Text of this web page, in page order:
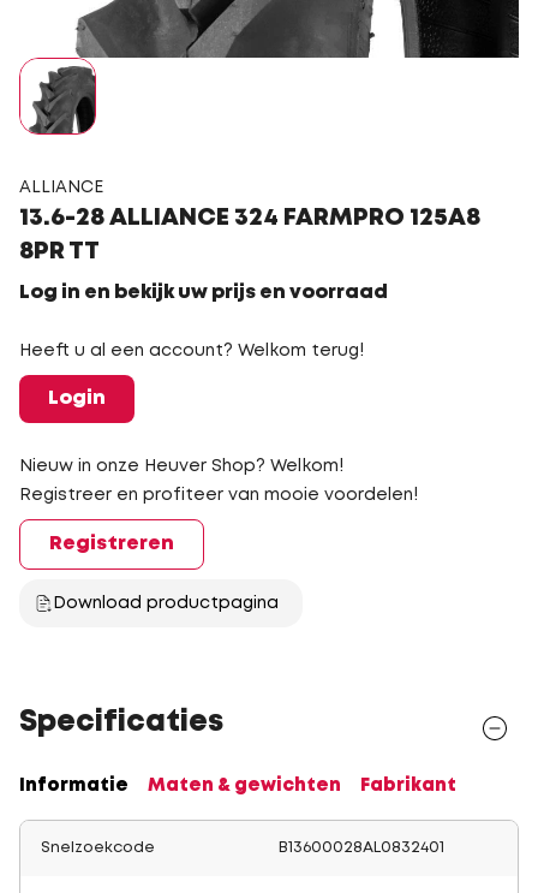
ALLIANCE
13.6-28 ALLIANCE 324 FARMPRO 125A8
8PR TT
Log in en bekijk uw prijs en voorraad
Heeft u al een account? Welkom terug!
Login
Nieuw in onze Heuver Shop? Welkom!
Registreer en profiteer van mooie voordelen!
Registreren
Download productpagina
Specificaties
Informatie Maten & gewichten Fabrikant
Snelzoekcode B13600028AL0832401